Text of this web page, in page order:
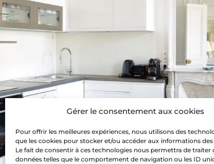
Gérer le consentement aux cookies
Pour offrir les meilleures expériences, nous utilisons des
que les cookies pour stocker et/ou accéder aux informations des
Le fait de consentir à ces technologies nous permettra de traiter
données telles que le comportement de navigation ou les ID